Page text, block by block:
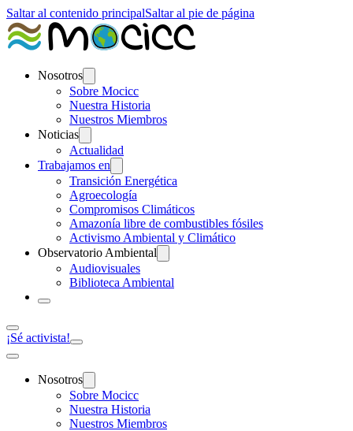
Saltar al contenido principalSaltar al pie de página
Nosotros
Sobre Mocicc
Nuestra Historia
Nuestros Miembros
Noticias
Actualidad
Trabajamos en
Transición Energética
Agroecología
Compromisos Climáticos
Amazonía libre de combustibles fósiles
Activismo Ambiental y Climático
Observatorio Ambiental
Audiovisuales
Biblioteca Ambiental
¡Sé activista!
Nosotros
Sobre Mocicc
Nuestra Historia
Nuestros Miembros